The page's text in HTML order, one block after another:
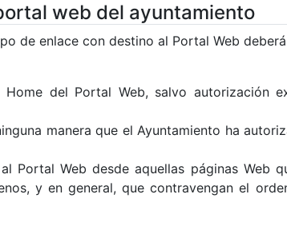
web del ayuntamiento
de enlace con destino al Portal Web
del Portal Web, salvo autorización
manera que el Ayuntamiento ha
Portal Web desde aquellas páginas Web
y en general, que contravengan el